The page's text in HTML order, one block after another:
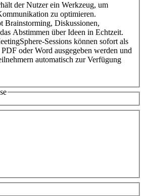
der Nutzer ein Werkzeug, um
zu optimieren.
Brainstorming, Diskussionen,
Abstimmen über Ideen in Echtzeit.
Sessions können sofort als
oder Word ausgegeben werden und
automatisch zur Verfügung